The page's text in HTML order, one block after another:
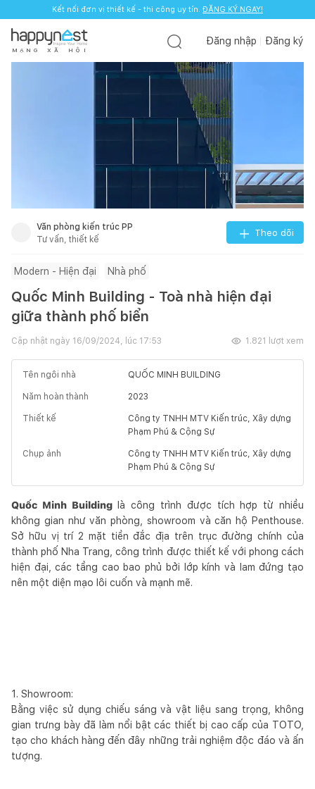
Kết nối đơn vị thiết kế - thi công uy tín. ĐĂNG KÝ NGAY!
M Ạ N G X Ã H Ộ I
Đăng nhập Đăng ký
Văn phòng kiến trúc PP
Tư vấn, thiết kế
Theo dõi
Modern - Hiện đại Nhà phố
Quốc Minh Building - Toà nhà hiện đại
giữa thành phố biển
Cập nhật ngày 16/09/2024, lúc 17:53 1.821 lượt xem
Tên ngôi nhà QUỐC MINH BUILDING
Năm hoàn thành 2023
Thiết kế
Công ty TNHH MTV Kiến trúc, Xây dựng
Phạm Phú & Cộng Sự
Chụp ảnh
Công ty TNHH MTV Kiến trúc, Xây dựng
Phạm Phú & Cộng Sự
Quốc Minh Buildinglà công trình được tích hợp từ nhiều
không gian như văn phòng, showroom và căn hộ Penthouse.
Sở hữu vị trí 2 mặt tiền đắc địa trên trục đường chính của
thành phố Nha Trang, công trình được thiết kế với phong cách
hiện đại, các tầng cao bao phủ bởi lớp kính và lam đứng tạo
nên một diện mạo lôi cuốn và mạnh mẽ.
1. Showroom:
Bằng việc sử dụng chiếu sáng và vật liệu sang trọng, không
gian trưng bày đã làm nổi bật các thiết bị cao cấp của TOTO,
tạo cho khách hàng đến đây những trải nghiệm độc đáo và ấn
tượng.